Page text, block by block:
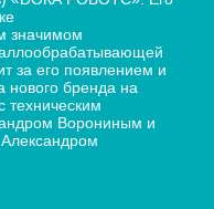
значимом
за его появлением и
нового бренда на
техническим
Ворониным и